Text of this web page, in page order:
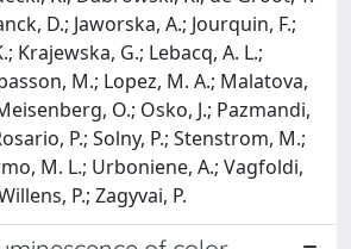
D.; Jaworska, A.; Jourquin, F.;
Krajewska, G.; Lebacq, A. L.;
M.; Lopez, M. A.; Malatova,
O.; Osko, J.; Pazmandi,
P.; Solny, P.; Stenstrom, M.;
M. L.; Urboniene, A.; Vagfoldi,
P.; Zagyvai, P.